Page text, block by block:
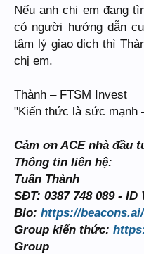
Nếu anh chị em đang
có người hướng dẫn
tâm lý giao dịch thì
chị em.
Thành – FTSM Invest
"Kiến thức là sức mạnh
Cảm ơn ACE nhà đầu
Thông tin liên hệ:
Tuấn Thành
SĐT: 0387 748 089 - ID
Bio: https://
Group kiến thức:
Group